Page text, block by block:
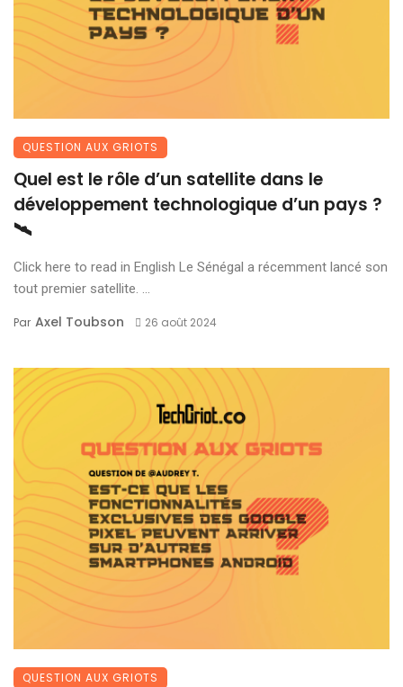
QUESTION AUX GRIOTS
Quel est le rôle d’un satellite dans le
développement technologique d’un pays ?
🛰️
Click here to read in English Le Sénégal a récemment lancé son
tout premier satellite. ...
Par Axel Toubson 26 août 2024
QUESTION AUX GRIOTS